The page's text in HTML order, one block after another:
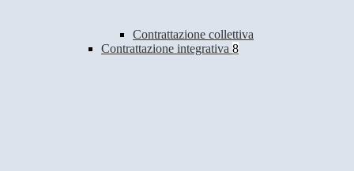
Contrattazione collettiva
Contrattazione integrativa 8